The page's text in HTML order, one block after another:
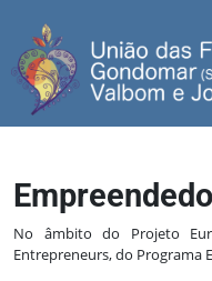
No âmbito do Projeto
Entrepreneurs, do Programa